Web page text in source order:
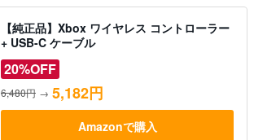
【純正品】Xbox ワイヤレス コントローラー
+ USB-C ケーブル
20%OFF
6,480円 → 5,182円
Amazonで購入